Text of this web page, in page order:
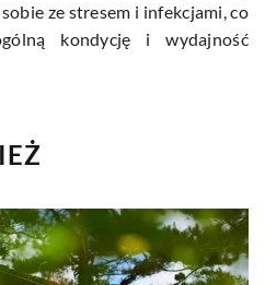
ze stresem i infekcjami, co
kondycję i wydajność